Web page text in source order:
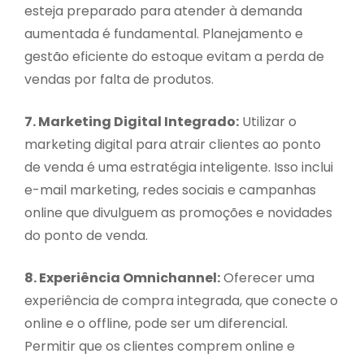
esteja preparado para atender à demanda
aumentada é fundamental. Planejamento e
gestão eficiente do estoque evitam a perda de
vendas por falta de produtos.
7. Marketing Digital Integrado: Utilizar o
marketing digital para atrair clientes ao ponto
de venda é uma estratégia inteligente. Isso inclui
e-mail marketing, redes sociais e campanhas
online que divulguem as promoções e novidades
do ponto de venda.
8. Experiência Omnichannel:Oferecer uma
experiência de compra integrada, que conecte o
online e o offline, pode ser um diferencial.
Permitir que os clientes comprem online e